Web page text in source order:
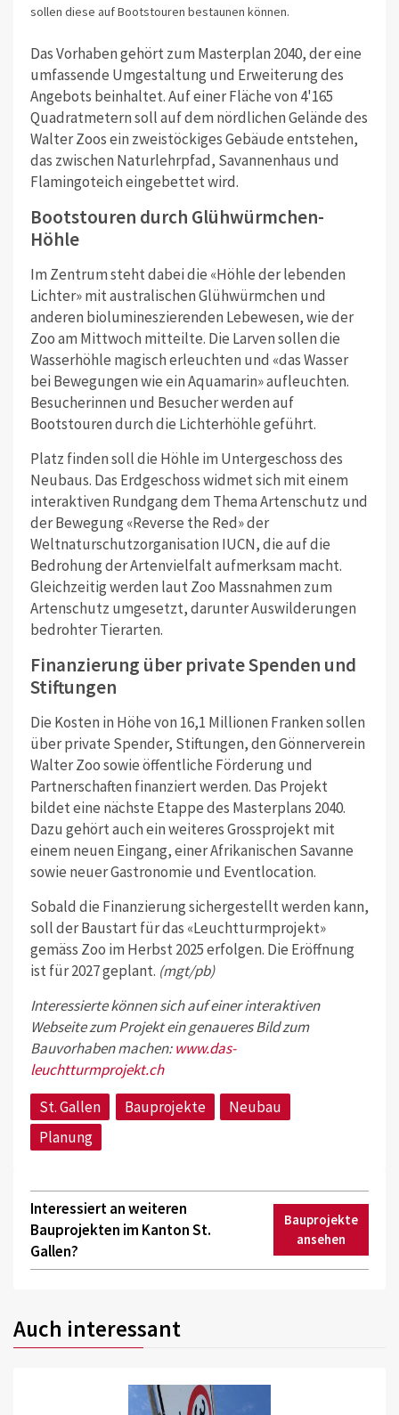
sollen diese auf Bootstouren bestaunen können.
Das Vorhaben gehört zum Masterplan 2040, der eine
umfassende Umgestaltung und Erweiterung des
Angebots beinhaltet. Auf einer Fläche von 4'165
Quadratmetern soll auf dem nördlichen Gelände des
Walter Zoos ein zweistöckiges Gebäude entstehen,
das zwischen Naturlehrpfad, Savannenhaus und
Flamingoteich eingebettet wird.
Bootstouren durch Glühwürmchen-
Höhle
Im Zentrum steht dabei die «Höhle der lebenden
Lichter» mit australischen Glühwürmchen und
anderen biolumineszierenden Lebewesen, wie der
Zoo am Mittwoch mitteilte. Die Larven sollen die
Wasserhöhle magisch erleuchten und «das Wasser
bei Bewegungen wie ein Aquamarin» aufleuchten.
Besucherinnen und Besucher werden auf
Bootstouren durch die Lichterhöhle geführt.
Platz finden soll die Höhle im Untergeschoss des
Neubaus. Das Erdgeschoss widmet sich mit einem
interaktiven Rundgang dem Thema Artenschutz und
der Bewegung «Reverse the Red» der
Weltnaturschutzorganisation IUCN, die auf die
Bedrohung der Artenvielfalt aufmerksam macht.
Gleichzeitig werden laut Zoo Massnahmen zum
Artenschutz umgesetzt, darunter Auswilderungen
bedrohter Tierarten.
Finanzierung über private Spenden und
Stiftungen
Die Kosten in Höhe von 16,1 Millionen Franken sollen
über private Spender, Stiftungen, den Gönnerverein
Walter Zoo sowie öffentliche Förderung und
Partnerschaften finanziert werden. Das Projekt
bildet eine nächste Etappe des Masterplans 2040.
Dazu gehört auch ein weiteres Grossprojekt mit
einem neuen Eingang, einer Afrikanischen Savanne
sowie neuer Gastronomie und Eventlocation.
Sobald die Finanzierung sichergestellt werden kann,
soll der Baustart für das «Leuchtturmprojekt»
gemäss Zoo im Herbst 2025 erfolgen. Die Eröffnung
ist für 2027 geplant. (mgt/pb)
Interessierte können sich auf einer interaktiven
Webseite zum Projekt ein genaueres Bild zum
Bauvorhaben machen:www.das-
leuchtturmprojekt.ch
St. Gallen
Bauprojekte
Neubau
Planung
Interessiert an weiteren
Bauprojekten im Kanton St.
Gallen?
Bauprojekte
ansehen
Auch interessant